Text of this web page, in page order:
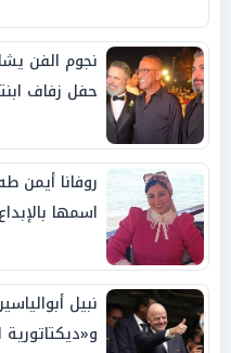
نجوم الفن
حفل زفاف
روفانا أيمن
اسمها
نبيل